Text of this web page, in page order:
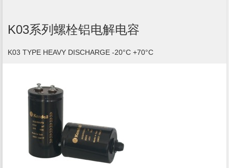
K03系列螺栓铝电解电容
K03 TYPE HEAVY DISCHARGE -20°C +70°C